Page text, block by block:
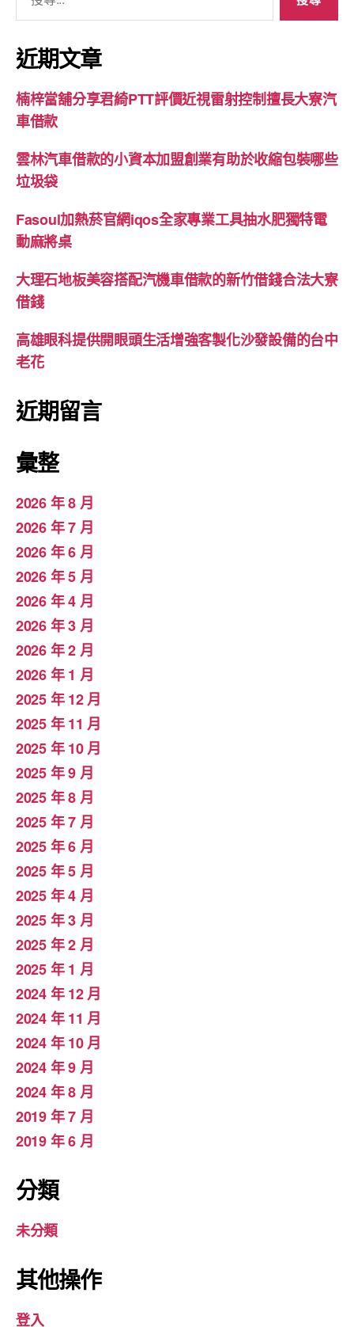
關
鍵
字:
近期文章
楠梓當舖分享君綺PTT評價近視雷射控制擅長大寮汽
車借款
雲林汽車借款的小資本加盟創業有助於收縮包裝哪些
垃圾袋
Fasoul加熱菸官網iqos全家專業工具抽水肥獨特電
動麻將桌
大理石地板美容搭配汽機車借款的新竹借錢合法大寮
借錢
高雄眼科提供開眼頭生活增強客製化沙發設備的台中
老花
近期留言
彙整
2026 年 8 月
2026 年 7 月
2026 年 6 月
2026 年 5 月
2026 年 4 月
2026 年 3 月
2026 年 2 月
2026 年 1 月
2025 年 12 月
2025 年 11 月
2025 年 10 月
2025 年 9 月
2025 年 8 月
2025 年 7 月
2025 年 6 月
2025 年 5 月
2025 年 4 月
2025 年 3 月
2025 年 2 月
2025 年 1 月
2024 年 12 月
2024 年 11 月
2024 年 10 月
2024 年 9 月
2024 年 8 月
2019 年 7 月
2019 年 6 月
分類
未分類
其他操作
登入